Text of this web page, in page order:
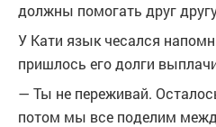
должны помогать друг
У Кати язык чесался
пришлось его долги
— Ты не переживай.
потом мы все поделим